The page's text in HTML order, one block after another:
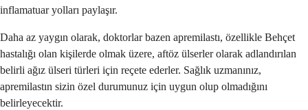
inflamatuar yolları paylaşır.
Daha az yaygın olarak, doktorlar bazen apremilastı, özellikle Behçet
hastalığı olan kişilerde olmak üzere, aftöz ülserler olarak adlandırılan
belirli ağız ülseri türleri için reçete ederler. Sağlık uzmanınız,
apremilastın sizin özel durumunuz için uygun olup olmadığını
belirleyecektir.